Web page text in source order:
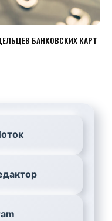
БАНКОВСКИХ КАРТ